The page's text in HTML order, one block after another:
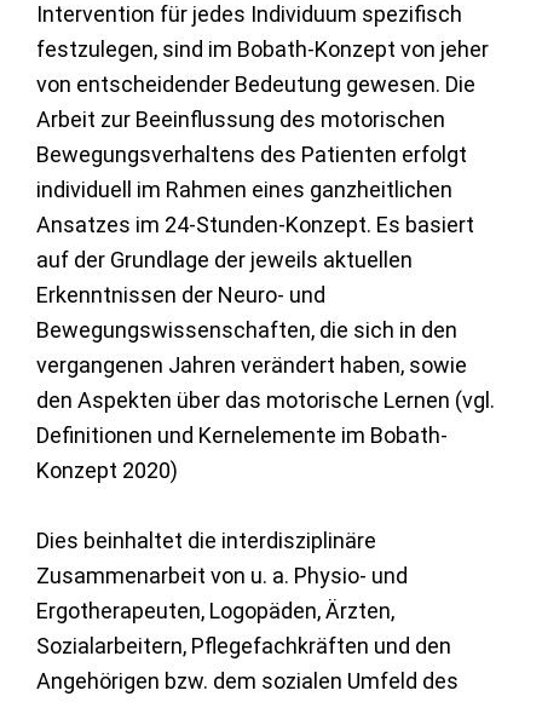
Intervention für jedes Individuum spezifisch
festzulegen, sind im Bobath-Konzept von jeher
von entscheidender Bedeutung gewesen. Die
Arbeit zur Beeinflussung des motorischen
Bewegungsverhaltens des Patienten erfolgt
individuell im Rahmen eines ganzheitlichen
Ansatzes im 24-Stunden-Konzept. Es basiert
auf der Grundlage der jeweils aktuellen
Erkenntnissen der Neuro- und
Bewegungswissenschaften, die sich in den
vergangenen Jahren verändert haben, sowie
den Aspekten über das motorische Lernen (vgl.
Definitionen und Kernelemente im Bobath-
Konzept 2020)
Dies beinhaltet die interdisziplinäre
Zusammenarbeit von u. a. Physio- und
Ergotherapeuten, Logopäden, Ärzten,
Sozialarbeitern, Pflegefachkräften und den
Angehörigen bzw. dem sozialen Umfeld des